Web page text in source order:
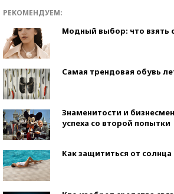
РЕКОМЕНДУЕМ:
Модный выбор: что взять
Самая трендовая обувь
Знаменитости и
успеха со второй попытки
Как защититься от солнца